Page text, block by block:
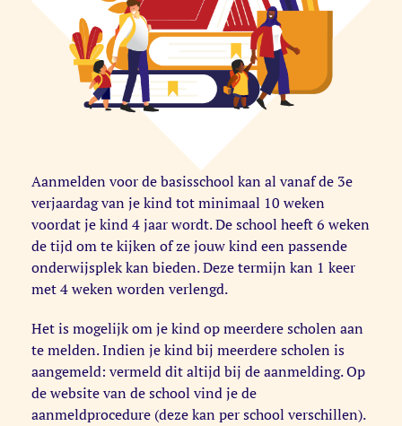
Aanmelden voor de basisschool kan al vanaf de 3e
verjaardag van je kind tot minimaal 10 weken
voordat je kind 4 jaar wordt. De school heeft 6 weken
de tijd om te kijken of ze jouw kind een passende
onderwijsplek kan bieden. Deze termijn kan 1 keer
met 4 weken worden verlengd.
Het is mogelijk om je kind op meerdere scholen aan
te melden. Indien je kind bij meerdere scholen is
aangemeld: vermeld dit altijd bij de aanmelding. Op
de website van de school vind je de
aanmeldprocedure (deze kan per school verschillen).